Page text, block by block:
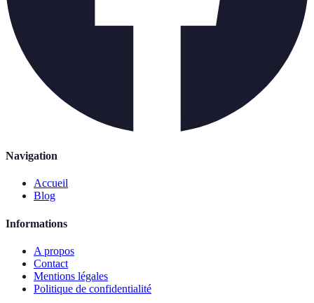
Navigation
Accueil
Blog
Informations
A propos
Contact
Mentions légales
Politique de confidentialité